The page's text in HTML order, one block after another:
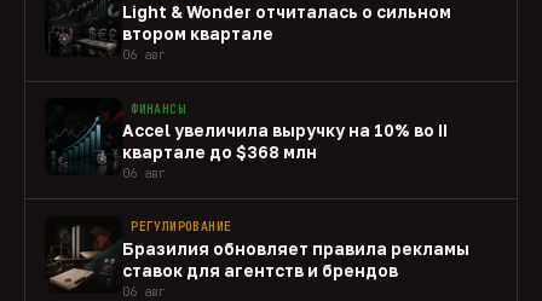
Light & Wonder отчиталась о сильном
втором квартале
06 авг
ФИНАНСЫ
Accel увеличила выручку на 10% во II
квартале до $368 млн
06 авг
РЕГУЛИРОВАНИЕ
Бразилия обновляет правила рекламы
ставок для агентств и брендов
06 авг